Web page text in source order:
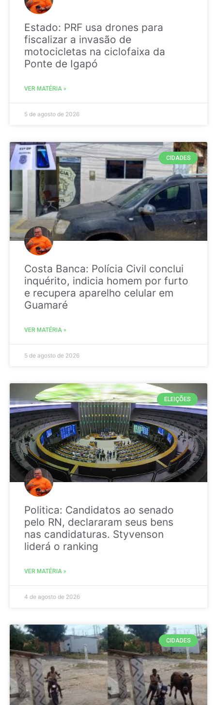
Estado: PRF usa drones para
fiscalizar a invasão de
motocicletas na ciclofaixa da
Ponte de Igapó
VER MATÉRIA »
5 de agosto de 2026
CIDADES
Costa Banca: Polícia Civil conclui
inquérito, indicia homem por furto
e recupera aparelho celular em
Guamaré
VER MATÉRIA »
5 de agosto de 2026
ELEIÇÕES
Politica: Candidatos ao senado
pelo RN, declararam seus bens
nas candidaturas. Styvenson
liderá o ranking
VER MATÉRIA »
4 de agosto de 2026
CIDADES